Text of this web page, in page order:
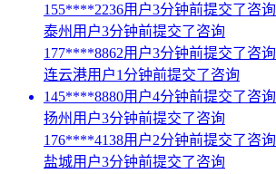
155****2236用户3分钟前提交了咨询
泰州用户3分钟前提交了咨询
177****8862用户3分钟前提交了咨询
连云港用户1分钟前提交了咨询
145****8880用户4分钟前提交了咨询
扬州用户3分钟前提交了咨询
176****4138用户2分钟前提交了咨询
盐城用户3分钟前提交了咨询